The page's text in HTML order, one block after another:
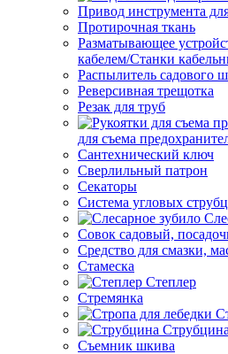
Привод инструмента
Протирочная ткань
Разматывающее
кабелем/Станки
Распылитель садового
Реверсивная трещотка
Резак для труб
для съема
Сантехнический ключ
Сверлильный патрон
Секаторы
Система угловых
Совок садовый,
Средство для смазки,
Стамеска
Степлер
Стремянка
Струбцина
Съемник шкива